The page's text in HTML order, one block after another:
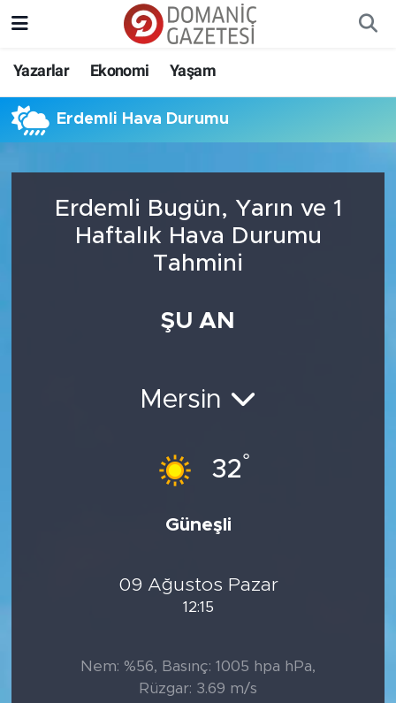
Yazarlar Ekonomi Yaşam
Erdemli Hava Durumu
Erdemli Bugün, Yarın ve 1
Haftalık Hava Durumu
Tahmini
ŞU AN
Mersin
32°
Güneşli
09 Ağustos Pazar
12:15
Nem: %56, Basınç: 1005 hpa hPa,
Rüzgar: 3.69 m/s